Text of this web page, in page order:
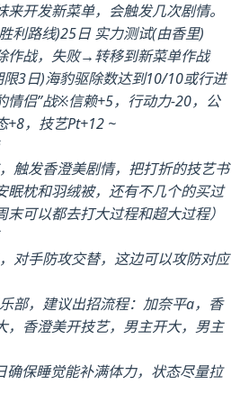
开发新菜单，会触发几次剧情。
利路线)25日 实力测试(由香里)
作战，失败→转移到新菜单作战
3日)海豹驱除数达到10/10或行进
情侣”战※信赖+5，行动力-20，公
+8，技艺Pt+12 ~
触发香澄美剧情，把打折的技艺书
眠枕和羽绒被，还有不几个的买过
可以都去打大过程和超大过程）
对手防攻交替，这边可以攻防对应
部，建议出招流程：加奈平a，香
，香澄美开技艺，男主开大，男主
确保睡觉能补满体力，状态尽量拉